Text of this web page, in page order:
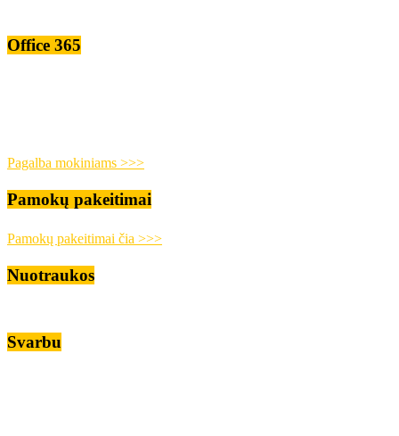
Office 365
Pagalba mokiniams >>>
Pamokų pakeitimai
Pamokų pakeitimai čia >>>
Nuotraukos
Svarbu